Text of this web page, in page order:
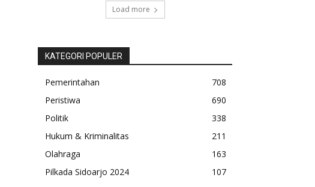
Load more
KATEGORI POPULER
Pemerintahan
708
Peristiwa
690
Politik
338
Hukum & Kriminalitas
211
Olahraga
163
Pilkada Sidoarjo 2024
107